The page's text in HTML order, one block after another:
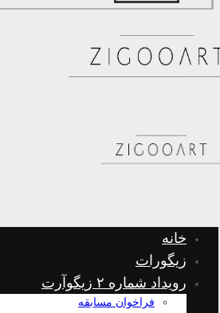
خانه
زیگورات
رویداد شماره ۲ زیگوآرت
فراخوان مسابقه